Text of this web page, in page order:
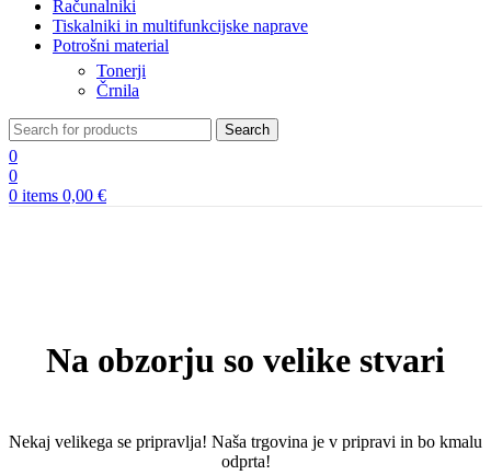
Računalniki
Tiskalniki in multifunkcijske naprave
Potrošni material
Tonerji
Črnila
Search
0
0
0 items 0,00 €
Na obzorju so velike stvari
Nekaj ​​velikega se pripravlja! Naša trgovina je v pripravi in ​​bo kmalu
odprta!